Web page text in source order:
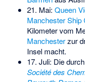
21. Mai: Queen
Manchester Ship
Kilometer vom
Manchesterzur
Insel macht.
17. Juli: Die
Société des